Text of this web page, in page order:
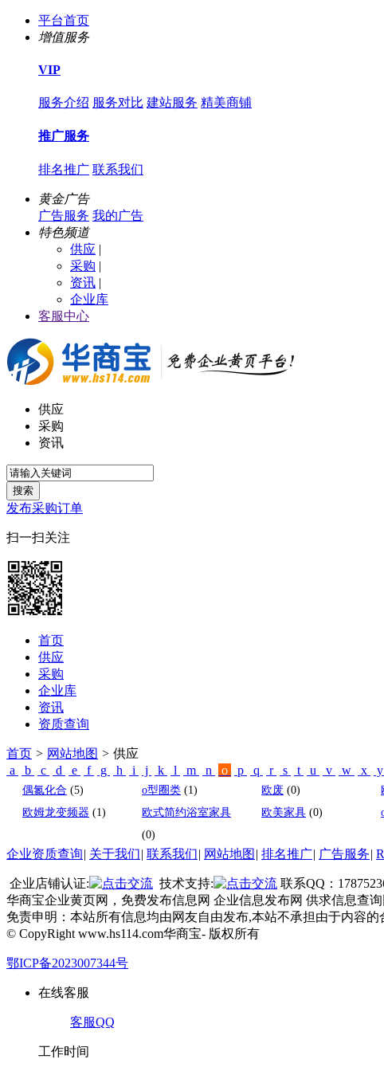
平台首页
增值服务
VIP
服务介绍 服务对比 建站服务 精美商铺
推广服务
排名推广 联系我们
黄金广告
广告服务 我的广告
特色频道
供应 |
采购 |
资讯 |
企业库
客服中心
供应
采购
资讯
搜索
发布采购订单
扫一扫关注
首页
供应
采购
企业库
资讯
资质查询
首页 > 网站地图 > 供应
a
b c d e f g h i j k l m n o p q r s t u v w x y
偶氮化合 (5) o型圈类 (1) 欧废 (0)
欧姆龙变频器 (1)
欧式简约浴室家具
(0)
欧美家具 (0)
企业资质查询| 关于我们| 联系我们| 网站地图 | 排名推广| 广告服务|
企业店铺认证: 技术支持:
联系QQ：
华商宝企业黄页网，免费发布信息网 企业信息发布网 供求信息查
免责申明：本站所有信息均由网友自由发布,本站不承担由于内容
© CopyRight www.hs114.com华商宝- 版权所有
鄂ICP备2023007344号
在线客服
客服QQ
工作时间